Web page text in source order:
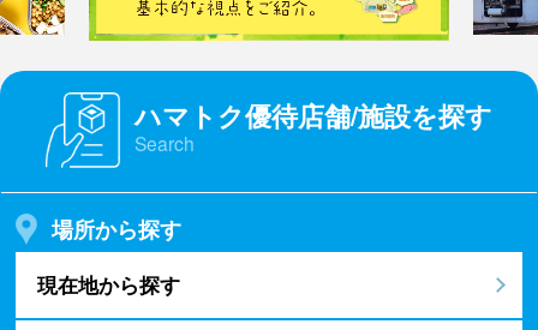
ハマトク優待店舗/施設を探す
Search
場所から探す
現在地から探す